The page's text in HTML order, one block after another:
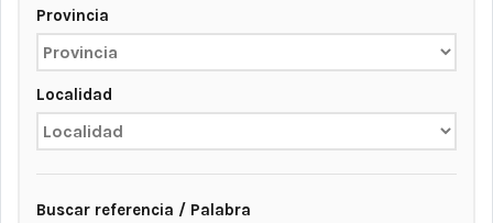
Provincia
Localidad
Buscar referencia / Palabra